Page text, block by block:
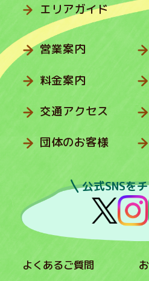
エリアガイド
営業案内
料金案内
交通アクセス
団体のお客様
公式SNSを
よくあるご質問